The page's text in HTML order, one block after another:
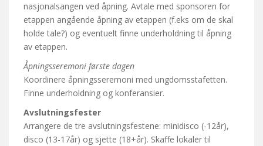
nasjonalsangen ved åpning. Avtale med sponsoren for
etappen angående åpning av etappen (f.eks om de skal
holde tale?) og eventuelt finne underholdning til åpning
av etappen.
Åpningsseremoni første dagen
Koordinere åpningsseremoni med ungdomsstafetten.
Finne underholdning og konferansier.
Avslutningsfester
Arrangere de tre avslutningsfestene: minidisco (-12år),
disco (13-17år) og sjette (18+år). Skaffe lokaler til